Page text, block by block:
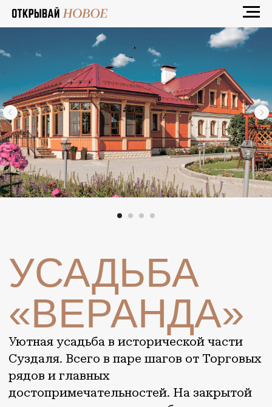
УСАДЬБА
«ВЕРАНДА»
Суздаля. Всего в паре шагов от Торговых
рядов и главных
достопримечательностей. На закрытой
территории есть русская баня,
мангальная зона, самовар — все
для создания нужной атмосферы.
Ресторан домашней кухни работает и на
доставку прямо в номер. Можно взять
велосипед, отправиться на пикник или
просто погулять в тишине древних
улочек. Очень по-домашнему и очень по-
суздальски.
Суздаль